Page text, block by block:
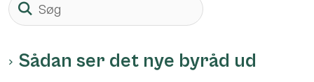
Sådan ser det nye byråd ud